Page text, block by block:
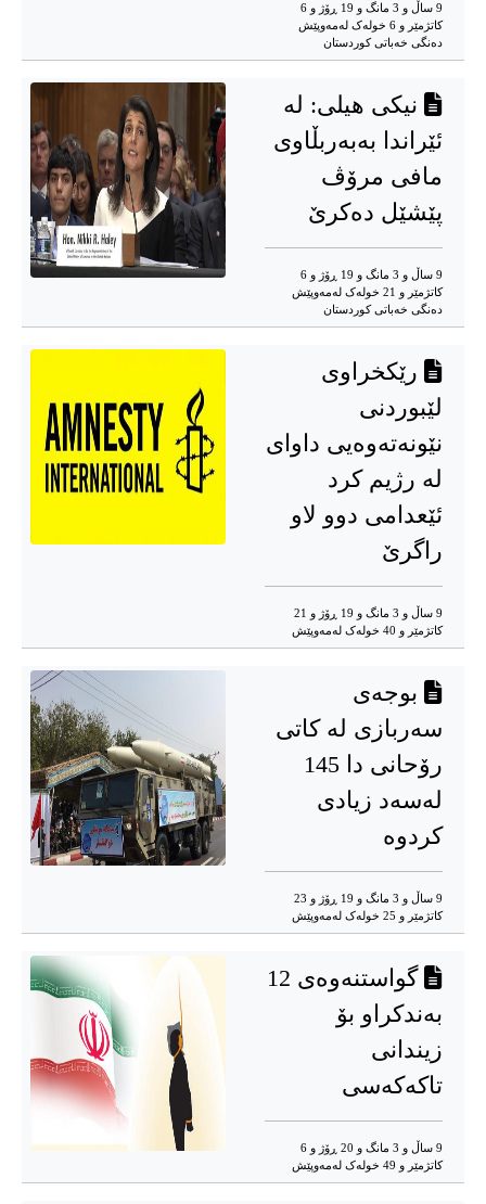
9 ساڵ و 3 مانگ و 19 ڕۆژ و 6
کاتژمێر و 6 خوله‌ک له‌مه‌وپێش‌
دەنگی خەباتی کوردستان
نیکی هیلی: لە
ئێراندا بەبەربڵاوی
مافی مرۆڤ
پێشێل دەکرێ
9 ساڵ و 3 مانگ و 19 ڕۆژ و 6
کاتژمێر و 21 خوله‌ک له‌مه‌وپێش‌
دەنگی خەباتی کوردستان
رێکخراوی
لێبوردنی
نێونەتەوەیی داوای
لە رژیم کرد
ئێعدامی دوو لاو
راگرێ
9 ساڵ و 3 مانگ و 19 ڕۆژ و 21
کاتژمێر و 40 خوله‌ک له‌مه‌وپێش‌
بوجەی
سەربازی لە کاتی
رۆحانی دا 145
لەسەد زیادی
کردوە
9 ساڵ و 3 مانگ و 19 ڕۆژ و 23
کاتژمێر و 25 خوله‌ک له‌مه‌وپێش‌
گواستنەوەی 12
بەندکراو بۆ
زیندانی
تاکەکەسی
9 ساڵ و 3 مانگ و 20 ڕۆژ و 6
کاتژمێر و 49 خوله‌ک له‌مه‌وپێش‌